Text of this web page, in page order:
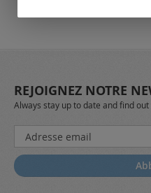
REJOIGNEZ NOTRE
Always stay up to date and find
Inscription
à
notre
lettre